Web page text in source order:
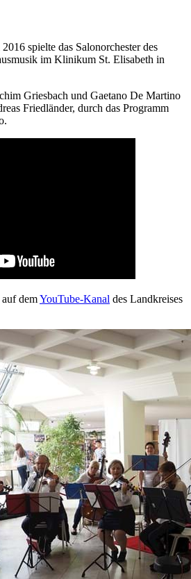
spielte das Salonorchester des
im Klinikum St. Elisabeth in
Griesbach und Gaetano De Martino
Friedländer, durch das Programm
demYouTube-Kanal des Landkreises